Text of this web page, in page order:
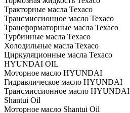
Тракторные масла Texaco
Трансмиссионное масло Texaco
Трансформаторные масла Texaco
Турбинные масла Texaco
Холодильные масла Texaco
Циркуляционные масла Texaco
HYUNDAI OIL
Моторное масло HYUNDAI
Гидравлическое масло HYUNDAI
Трансмиссионное масло HYUNDAI
Shantui Oil
Моторное масло Shantui Oil